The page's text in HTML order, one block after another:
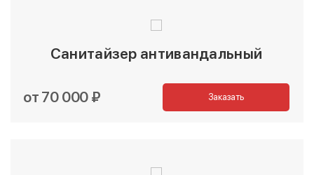
Санитайзер антивандальный
от 70 000 ₽ Заказать